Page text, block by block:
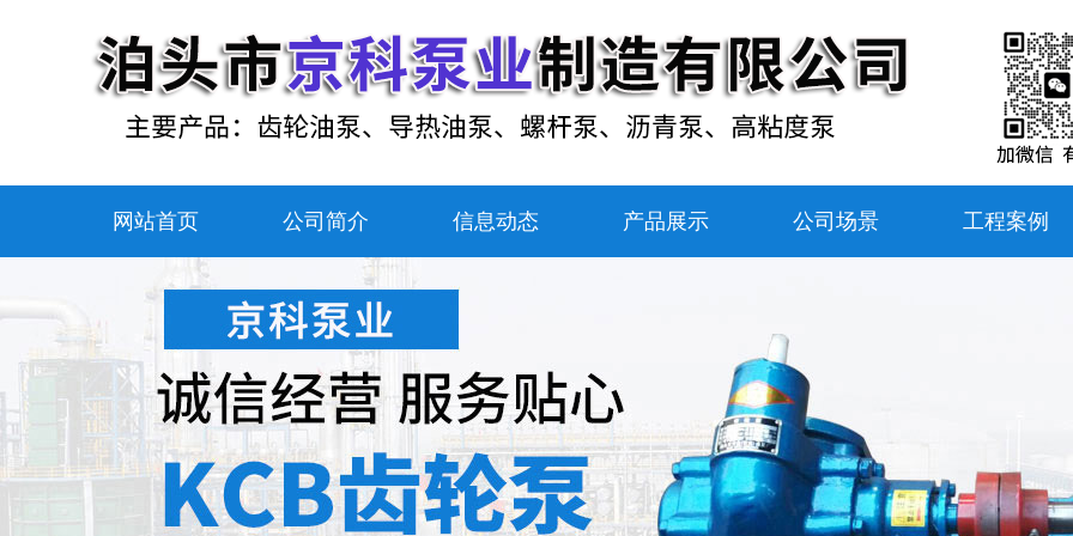
网站首页 公司简介 信息动态 产品展示 公司场景 工程案例